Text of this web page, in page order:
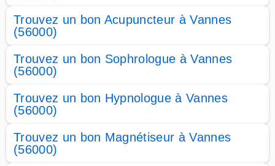
Trouvez un bon Acupuncteur à Vannes
(56000)
Trouvez un bon Sophrologue à Vannes
(56000)
Trouvez un bon Hypnologue à Vannes
(56000)
Trouvez un bon Magnétiseur à Vannes
(56000)